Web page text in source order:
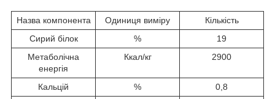
Назва компонента Одиниця виміру
Кількість
Сирий білок
%
19
Метаболічна
енергія
Ккал/кг 2900
Кальцій %
0,8